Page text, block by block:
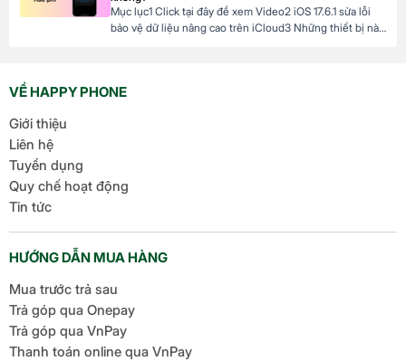
Mục lục1 Click tại đây để xem Video2 iOS 17.6.1 sửa lỗi
bảo vệ dữ liệu nâng cao trên iCloud3 Những thiết bị nào
VỀ HAPPY PHONE
Giới thiệu
Liên hệ
Tuyển dụng
Quy chế hoạt động
Tin tức
HƯỚNG DẪN MUA HÀNG
Mua trước trả sau
Trả góp qua Onepay
Trả góp qua VnPay
Thanh toán online qua VnPay